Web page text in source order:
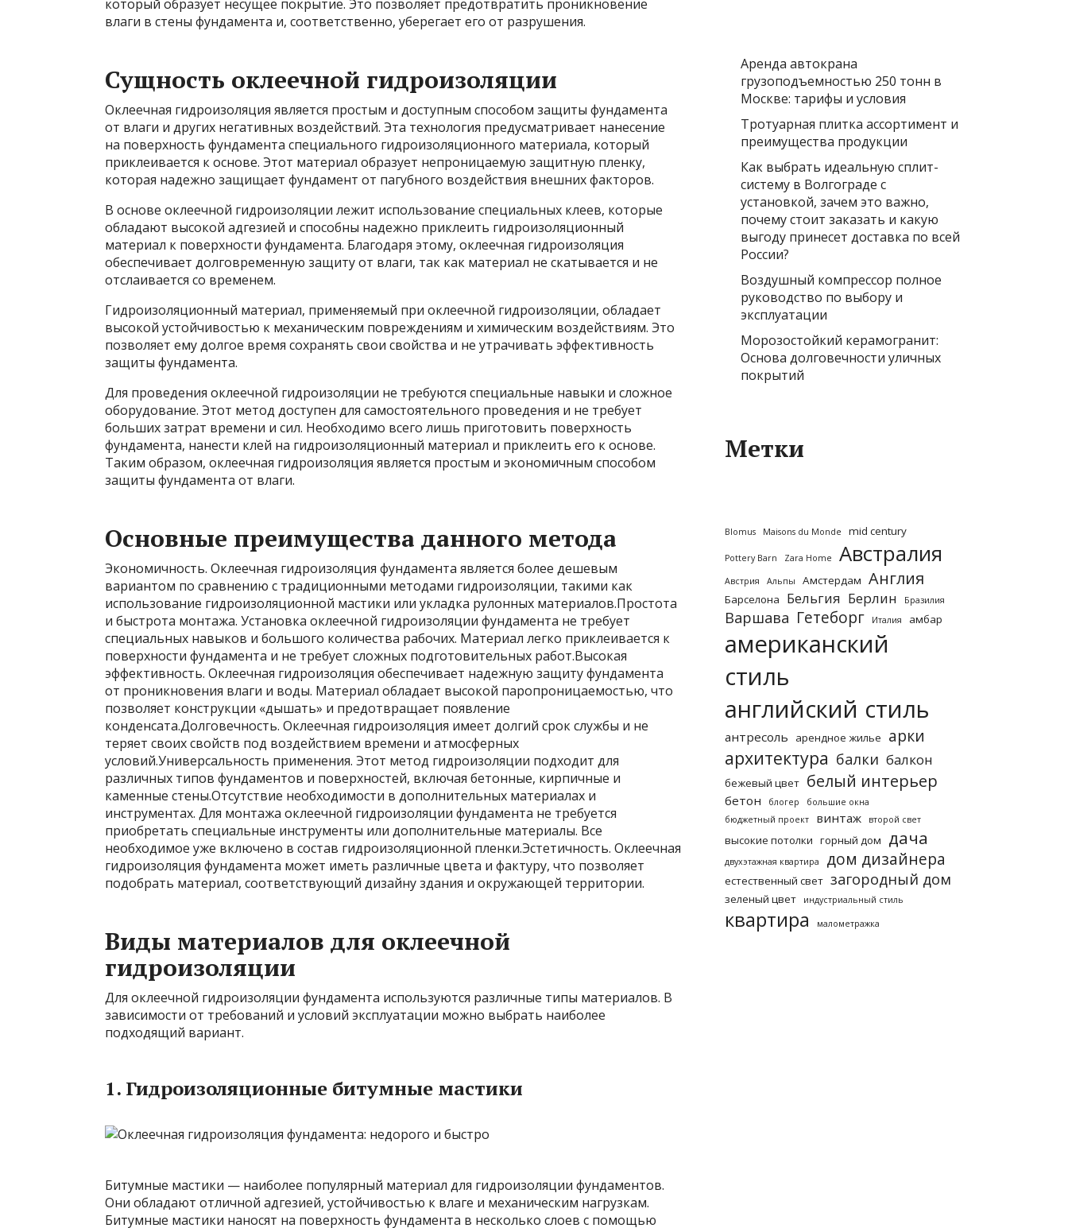
который образует несущее покрытие. Это позволяет предотвратить проникновение
влаги в стены фундамента и, соответственно, уберегает его от разрушения.
Сущность оклеечной гидроизоляции
Оклеечная гидроизоляция является простым и доступным способом защиты фундамента
от влаги и других негативных воздействий. Эта технология предусматривает нанесение
на поверхность фундамента специального гидроизоляционного материала, который
приклеивается к основе. Этот материал образует непроницаемую защитную пленку,
которая надежно защищает фундамент от пагубного воздействия внешних факторов.
В основе оклеечной гидроизоляции лежит использование специальных клеев, которые
обладают высокой адгезией и способны надежно приклеить гидроизоляционный
материал к поверхности фундамента. Благодаря этому, оклеечная гидроизоляция
обеспечивает долговременную защиту от влаги, так как материал не скатывается и не
отслаивается со временем.
Гидроизоляционный материал, применяемый при оклеечной гидроизоляции, обладает
высокой устойчивостью к механическим повреждениям и химическим воздействиям. Это
позволяет ему долгое время сохранять свои свойства и не утрачивать эффективность
защиты фундамента.
Для проведения оклеечной гидроизоляции не требуются специальные навыки и сложное
оборудование. Этот метод доступен для самостоятельного проведения и не требует
больших затрат времени и сил. Необходимо всего лишь приготовить поверхность
фундамента, нанести клей на гидроизоляционный материал и приклеить его к основе.
Таким образом, оклеечная гидроизоляция является простым и экономичным способом
защиты фундамента от влаги.
Основные преимущества данного метода
Экономичность. Оклеечная гидроизоляция фундамента является более дешевым
вариантом по сравнению с традиционными методами гидроизоляции, такими как
использование гидроизоляционной мастики или укладка рулонных материалов.Простота
и быстрота монтажа. Установка оклеечной гидроизоляции фундамента не требует
специальных навыков и большого количества рабочих. Материал легко приклеивается к
поверхности фундамента и не требует сложных подготовительных работ.Высокая
эффективность. Оклеечная гидроизоляция обеспечивает надежную защиту фундамента
от проникновения влаги и воды. Материал обладает высокой паропроницаемостью, что
позволяет конструкции «дышать» и предотвращает появление
конденсата.Долговечность. Оклеечная гидроизоляция имеет долгий срок службы и не
теряет своих свойств под воздействием времени и атмосферных
условий.Универсальность применения. Этот метод гидроизоляции подходит для
различных типов фундаментов и поверхностей, включая бетонные, кирпичные и
каменные стены.Отсутствие необходимости в дополнительных материалах и
инструментах. Для монтажа оклеечной гидроизоляции фундамента не требуется
приобретать специальные инструменты или дополнительные материалы. Все
необходимое уже включено в состав гидроизоляционной пленки.Эстетичность. Оклеечная
гидроизоляция фундамента может иметь различные цвета и фактуру, что позволяет
подобрать материал, соответствующий дизайну здания и окружающей территории.
Виды материалов для оклеечной
гидроизоляции
Для оклеечной гидроизоляции фундамента используются различные типы материалов. В
зависимости от требований и условий эксплуатации можно выбрать наиболее
подходящий вариант.
1. Гидроизоляционные битумные мастики
Битумные мастики — наиболее популярный материал для гидроизоляции фундаментов.
Они обладают отличной адгезией, устойчивостью к влаге и механическим нагрузкам.
Битумные мастики наносят на поверхность фундамента в несколько слоев с помощью
Аренда автокрана
грузоподъемностью 250 тонн в
Москве: тарифы и условия
Тротуарная плитка ассортимент и
преимущества продукции
Как выбрать идеальную сплит-
систему в Волгограде с
установкой, зачем это важно,
почему стоит заказать и какую
выгоду принесет доставка по всей
России?
Воздушный компрессор полное
руководство по выбору и
эксплуатации
Морозостойкий керамогранит:
Основа долговечности уличных
покрытий
Метки
Blomus Maisons du Monde mid century
Pottery Barn Zara Home Австралия
Австрия Альпы Амстердам Англия
Барселона Бельгия Берлин Бразилия
Варшава Гетеборг Италия амбар
американский
стиль
английский стиль
антресоль арендное жилье арки
архитектура балки балкон
бежевый цвет белый интерьер
бетон блогер
большие окна
бюджетный проект
винтаж второй свет
высокие потолки горный дом дача
двухэтажная квартира дом дизайнера
естественный свет загородный дом
зеленый цвет индустриальный стиль
квартира малометражка